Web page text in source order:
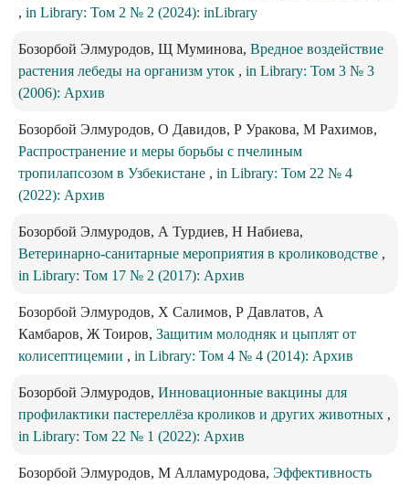
, in Library: Том 2 № 2 (2024): inLibrary
Бозорбой Элмуродов, Щ Муминова, Вредное воздействие
растения лебеды на организм уток , in Library: Том 3 № 3
(2006): Архив
Бозорбой Элмуродов, О Давидов, Р Уракова, М Рахимов,
Распространение и меры борьбы с пчелиным
тропилапсозом в Узбекистане , in Library: Том 22 № 4
(2022): Архив
Бозорбой Элмуродов, А Турдиев, Н Набиева,
Ветеринарно-санитарные мероприятия в кролиководстве ,
in Library: Том 17 № 2 (2017): Архив
Бозорбой Элмуродов, Х Салимов, Р Давлатов, А
Камбаров, Ж Тоиров, Защитим молодняк и цыплят от
колисептицемии , in Library: Том 4 № 4 (2014): Архив
Бозорбой Элмуродов, Инновационные вакцины для
профилактики пастереллёза кроликов и других животных ,
in Library: Том 22 № 1 (2022): Архив
Бозорбой Элмуродов, М Алламуродова, Эффективность